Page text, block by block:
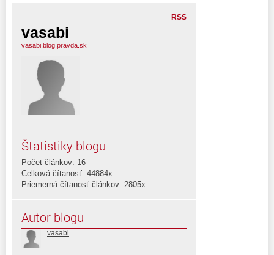
RSS
vasabi
vasabi.blog.pravda.sk
Štatistiky blogu
Počet článkov: 16
Celková čítanosť: 44884x
Priemerná čítanosť článkov: 2805x
Autor blogu
vasabi